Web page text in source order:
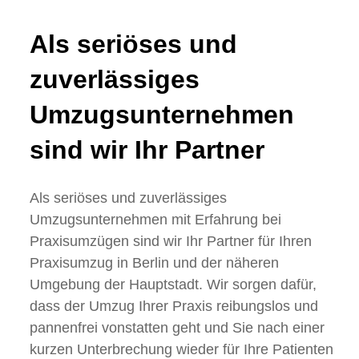
Als seriöses und
zuverlässiges
Umzugsunternehmen
sind wir Ihr Partner
Als seriöses und zuverlässiges
Umzugsunternehmen mit Erfahrung bei
Praxisumzügen sind wir Ihr Partner für Ihren
Praxisumzug in Berlin und der näheren
Umgebung der Hauptstadt. Wir sorgen dafür,
dass der Umzug Ihrer Praxis reibungslos und
pannenfrei vonstatten geht und Sie nach einer
kurzen Unterbrechung wieder für Ihre Patienten